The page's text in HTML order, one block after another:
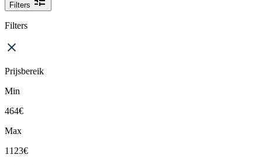
Filters
Filters
Prijsbereik
Min
464€
Max
1123€